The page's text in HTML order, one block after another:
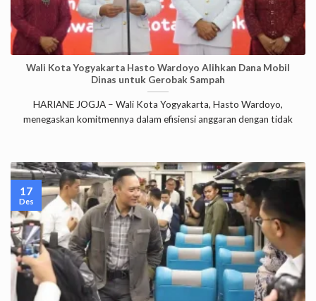
Wali Kota Yogyakarta Hasto Wardoyo Alihkan Dana Mobil
Dinas untuk Gerobak Sampah
HARIANE JOGJA – Wali Kota Yogyakarta, Hasto Wardoyo,
menegaskan komitmennya dalam efisiensi anggaran dengan tidak
17
Des